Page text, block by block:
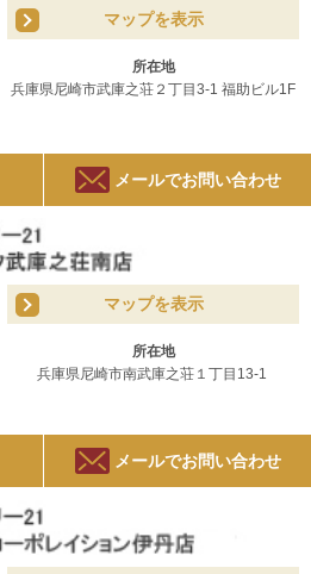
マップを表示
所在地
兵庫県尼崎市武庫之荘２丁目3-1 福助ビル1F
メールでお問い合わせ
マップを表示
所在地
兵庫県尼崎市南武庫之荘１丁目13-1
メールでお問い合わせ